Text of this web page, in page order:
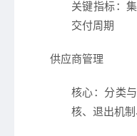
关键指标：
交付周期
供应商管理
核心：分类
核、退出机制